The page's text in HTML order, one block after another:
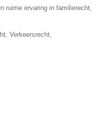
ruime ervaring in familierecht,
Verkeersrecht,